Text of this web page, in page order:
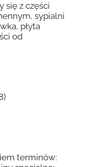
się z części
sypialni
płyta
od
terminów: